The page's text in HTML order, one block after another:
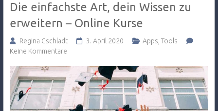
Die einfachste Art, dein Wissen zu
erweitern – Online Kurse
Regina Gschladt 3. April 2020 Apps Tools
Keine Kommentare